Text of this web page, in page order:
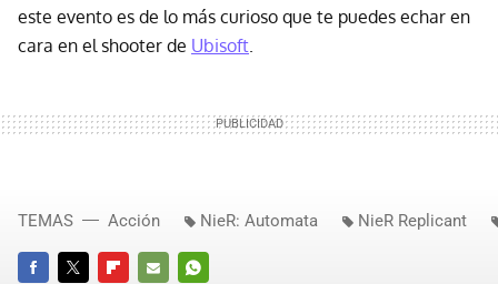
este evento es de lo más curioso que te puedes echar en
cara en el shooter de Ubisoft
TEMAS Acción NieR: Automata NieR Replicant